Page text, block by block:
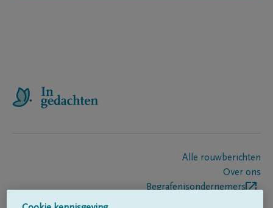
Alle rouwberichten
Over ons
Begrafenisondernemers